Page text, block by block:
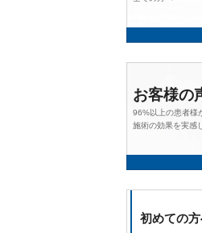
お客様の
96%以上の患者様
施術の効果を実感
初めての